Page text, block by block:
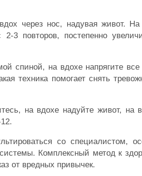
через нос, надувая живот.
3 повторов, постепенно
спиной, на вдохе напрягите
техника помогает снять
на вдохе надуйте живот, на
со специалистом,
Комплексный метод к
от вредных привычек.